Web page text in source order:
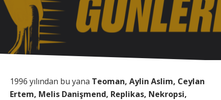
1996 yılından bu yana Teoman, Aylin Aslim, Ceylan
Ertem, Melis Danişmend, Replikas, Nekropsi,